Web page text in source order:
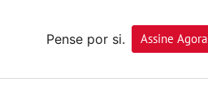
Pense por si.
Assine Agora